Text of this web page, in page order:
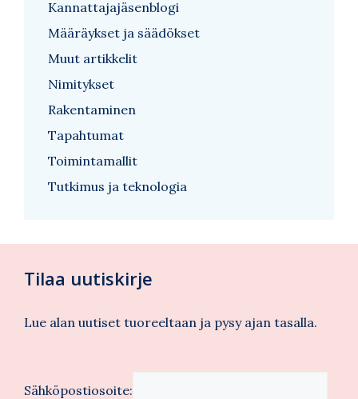
Kannattajajäsenblogi
Määräykset ja säädökset
Muut artikkelit
Nimitykset
Rakentaminen
Tapahtumat
Toimintamallit
Tutkimus ja teknologia
Tilaa uutiskirje
Lue alan uutiset tuoreeltaan ja pysy ajan tasalla.
Sähköpostiosoite: